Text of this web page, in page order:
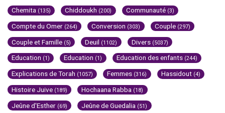
Chemita (135) Chiddoukh (200) Communauté (3)
Compte du Omer (264) Conversion (303) Couple (297)
Couple et Famille (5) Deuil (1102) Divers (5037)
Education (1) Education (1) Education des enfants (244)
Explications de Torah (1057) Femmes (316) Hassidout (4)
Histoire Juive (189) Hochaana Rabba (18)
Jeûne d'Esther (69) Jeûne de Guedalia (51)